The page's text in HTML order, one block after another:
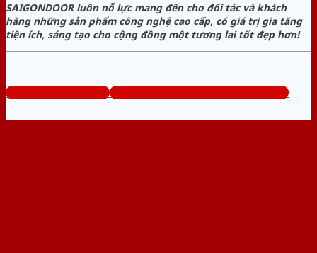
SAIGONDOOR luôn nỗ lực mang đến cho đối tác và khách
hàng những sản phẩm công nghệ cao cấp, có giá trị gia tăng
tiện ích, sáng tạo cho cộng đồng một tương lai tốt đẹp hơn!
www.bancuathep.com Tổng đài tư vấn miễn phí: 0824.400.400